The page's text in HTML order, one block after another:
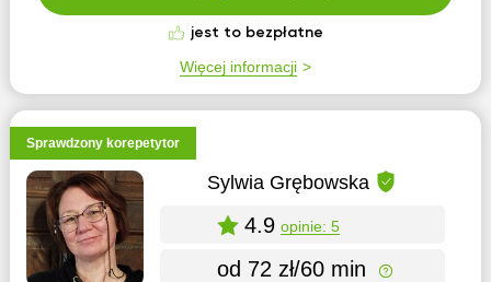
jest to bezpłatne
Więcej informacji
Sprawdzony korepetytor
Sylwia Grębowska
4.9 opinie: 5
od 72 zł/60 min